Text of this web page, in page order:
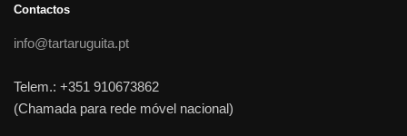
Contactos
info@tartaruguita.pt
Telem.: +351 910673862
(Chamada para rede móvel nacional)